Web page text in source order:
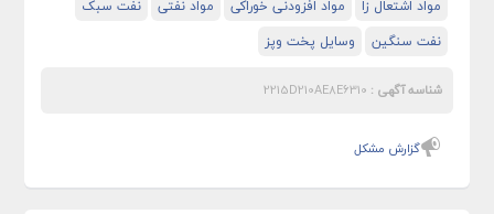
مواد اشتعال زا
مواد افزودنی خوراکی مواد نفتی
نفت سبک
نفت سنگین
وسایل پخت وپز
شناسه آگهی :
گزارش مشکل